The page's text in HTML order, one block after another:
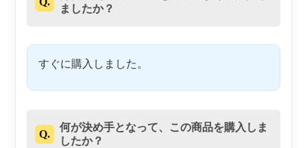
ましたか？
すぐに購入しました。
Q.
何が決め手となって、この商品を購入しま
したか？